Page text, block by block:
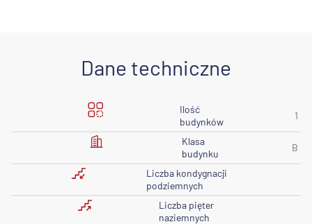
Dane techniczne
Ilość
budynków
1
Klasa
budynku
B
Liczba kondygnacji
podziemnych
Liczba pięter
naziemnych